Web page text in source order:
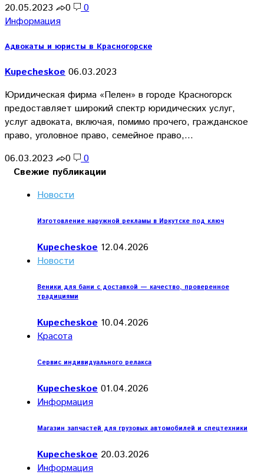
20.05.2023
0
0
Информация
Адвокаты и юристы в Красногорске
Kupecheskoe 06.03.2023
Юридическая фирма «Пелен» в городе Красногорск
предоставляет широкий спектр юридических услуг,
услуг адвоката, включая, помимо прочего, гражданское
право, уголовное право, семейное право,…
06.03.2023
0
0
Свежие публикации
Новости
Изготовление наружной рекламы в Иркутске под ключ
Kupecheskoe 12.04.2026
Новости
Веники для бани с доставкой — качество, проверенное
традициями
Kupecheskoe 10.04.2026
Красота
Сервис индивидуального релакса
Kupecheskoe 01.04.2026
Информация
Магазин запчастей для грузовых автомобилей и спецтехники
Kupecheskoe 20.03.2026
Информация